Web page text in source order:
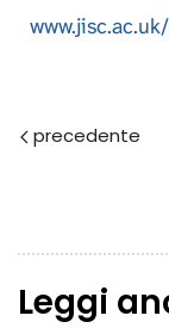
Leggi